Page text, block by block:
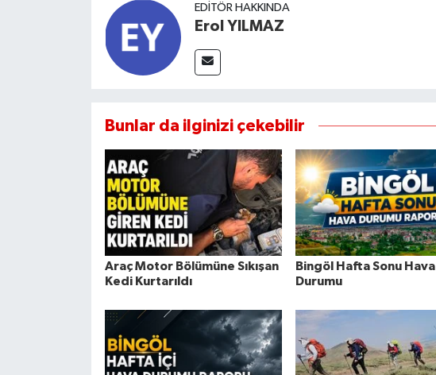
EDITÖR HAKKINDA
Erol YILMAZ
Bunlar da ilginizi çekebilir
Araç Motor Bölümüne Sıkışan
Kedi Kurtarıldı
Bingöl Hafta Sonu Hava
Durumu